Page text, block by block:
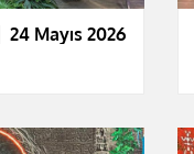
Mayıs 2026